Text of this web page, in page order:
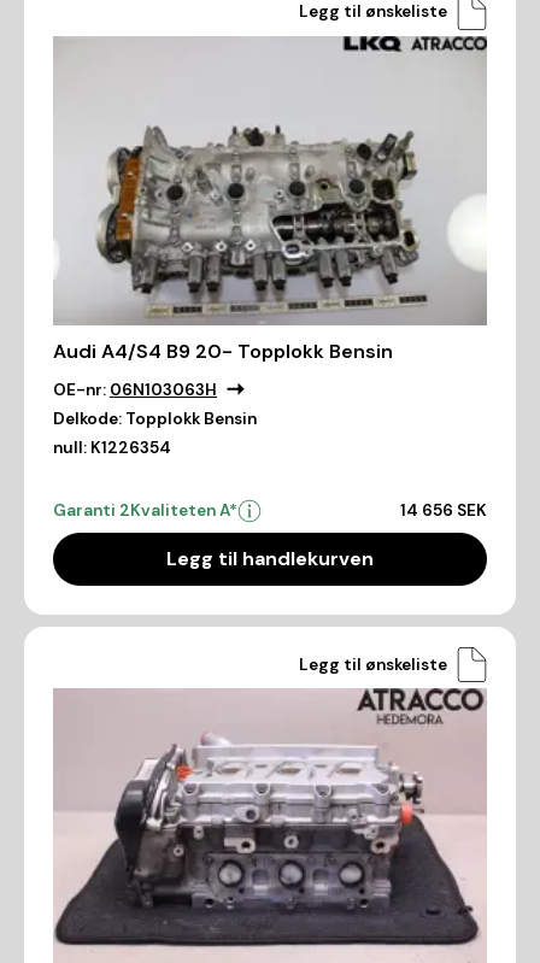
Legg til ønskeliste
Audi A4/S4 B9 20- Topplokk Bensin
OE-nr: 06N103063H
Delkode: Topplokk Bensin
null: K1226354
Garanti 2Kvaliteten A* 14 656 SEK
Legg til handlekurven
Legg til ønskeliste